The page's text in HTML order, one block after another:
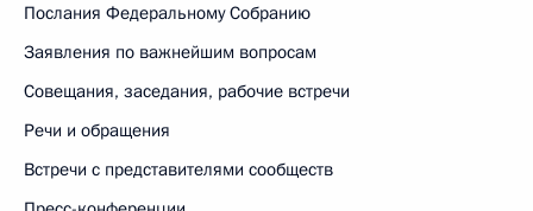
Послания Федеральному Собранию
Заявления по важнейшим вопросам
Совещания, заседания, рабочие встречи
Речи и обращения
Встречи с представителями сообществ